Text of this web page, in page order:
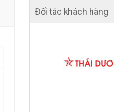
Đối tác khách hàng